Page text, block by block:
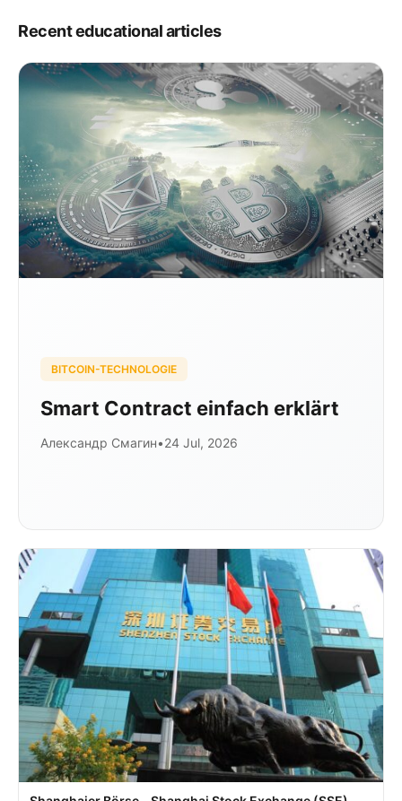
Recent educational articles
BITCOIN-TECHNOLOGIE
Smart Contract einfach erklärt
Александр Смагин•24 Jul, 2026